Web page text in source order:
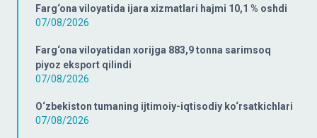
Farg‘ona viloyatida ijara xizmatlari hajmi 10,1 % oshdi
07/08/2026
Farg‘ona viloyatidan xorijga 883,9 tonna sarimsoq
piyoz eksport qilindi
07/08/2026
O‘zbekiston tumaning ijtimoiy-iqtisodiy ko‘rsatkichlari
07/08/2026